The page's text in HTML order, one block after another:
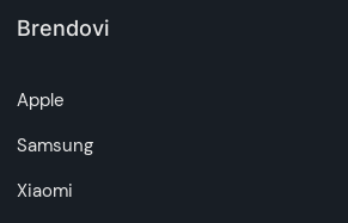
Brendovi
Apple
Samsung
Xiaomi